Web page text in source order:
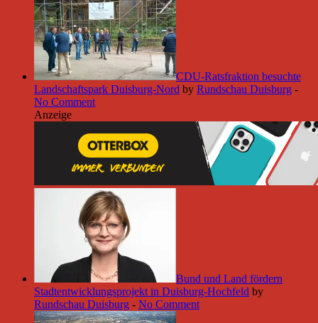
CDU-Ratsfraktion besuchte
Landschaftspark Duisburg-Nord by Rundschau Duisburg -
No Comment
Anzeige
Bund und Land fördern
Stadtentwicklungsprojekt in Duisburg-Hochfeld by
Rundschau Duisburg - No Comment